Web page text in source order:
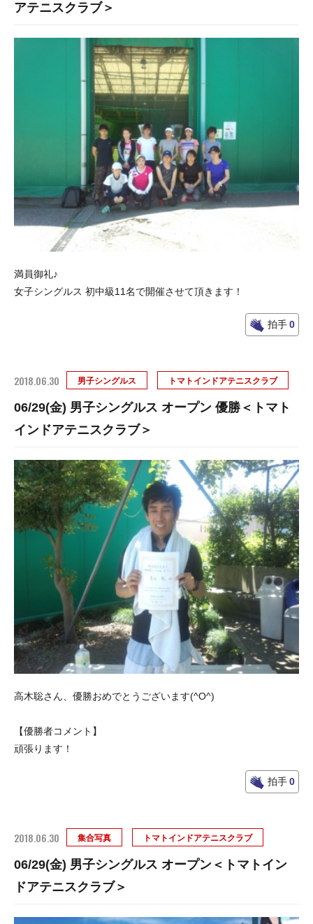
アテニスクラブ＞
満員御礼♪
女子シングルス 初中級11名で開催させて頂きます！
拍手0
2018.06.30 男子シングルス トマトインドアテニスクラブ
06/29(金) 男子シングルス オープン 優勝＜トマト
インドアテニスクラブ＞
高木聡さん、優勝おめでとうございます(^O^)
【優勝者コメント】
頑張ります！
拍手0
2018.06.30 集合写真 トマトインドアテニスクラブ
06/29(金) 男子シングルス オープン＜トマトイン
ドアテニスクラブ＞